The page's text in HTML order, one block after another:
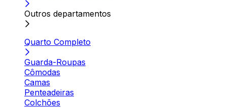
Outros departamentos
Quarto Completo
Guarda-Roupas
Cômodas
Camas
Penteadeiras
Colchões